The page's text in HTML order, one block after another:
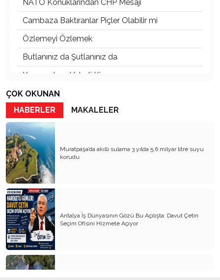
NATO Konuklarından CHP Mesajı
Cambaza Baktıranlar Piçler Olabilir mi
Özlemeyi Özlemek
Butlanınız da Şutlanınız da
Yaşananların Vebali Kim
Siyasetin Kökleri Köklerin Siyaseti
Nereye CHP Nereye
Öf Öf de Öf Öf
Birbirimizi Anlasak mı
Kapitalist Yaşam Tarzına İslami Ekonomi
Mayıs’ta öldürüldük, Haziran’da direndik.
İki Miras T.C ve CHP
Atanı Tanımak Gurur Verir
Entel Entel İşletiliyoruz
Soysuzluk Nerede ve Nasıl Başlar
ÇOK OKUNAN
HABERLER
MAKALELER
Muratpaşa’da akıllı sulama 3 yılda 5,6 milyar litre suyu
korudu
Antalya İş Dünyasının Gözü Bu Açılışta: Davut Çetin
Seçim Ofisini Hizmete Açıyor